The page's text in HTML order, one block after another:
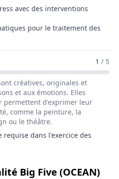
avec des interventions
pour le traitement des
De Assistant / 1 / 5
créatives, originales et
et aux émotions. Elles
permettent d'exprimer leur
comme la peinture, la
ou le théâtre.
requise dans l'exercice des
Big Five (OCEAN)